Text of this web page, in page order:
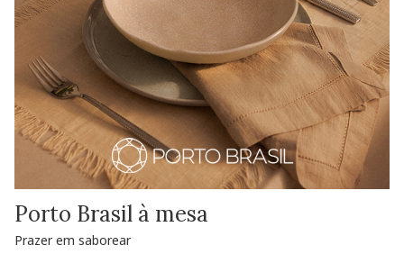
Porto Brasil à mesa
Prazer em saborear